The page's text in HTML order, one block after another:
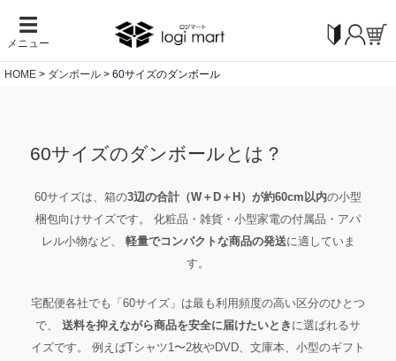
☰
メニュー
HOME ダンボール 60サイズのダンボール
60サイズのダンボールとは？
60サイズは、箱の3辺の合計（W＋D＋H）が約60cm以内の小型
梱包向けサイズです。 化粧品・雑貨・小型家電の付属品・アパ
レル小物など、 軽量でコンパクトな商品の発送に適していま
す。
宅配便各社でも「60サイズ」は最も利用頻度の高い区分のひとつ
で、 送料を抑えながら商品を安全に届けたいとき に選ばれるサ
イズです。 例えばTシャツ1〜2枚やDVD、文庫本、小型のギフト